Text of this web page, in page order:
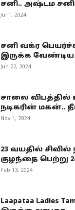
சனி.. அஷ்டம
Jul 1, 2024
சனி வக்ர
இருக்க வேண்டிய
Jun 22, 2024
சாலை விபத்தில்
நடிகரின் மகன்..
Nov 1, 2024
23 வயதில் சிவில்
குழந்தை பெற்று
Feb 13, 2024
Laapataa Ladies